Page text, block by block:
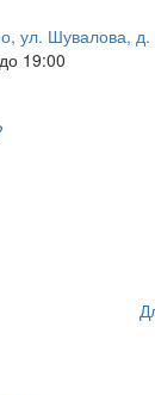
ул. Шувалова, д.
19:00